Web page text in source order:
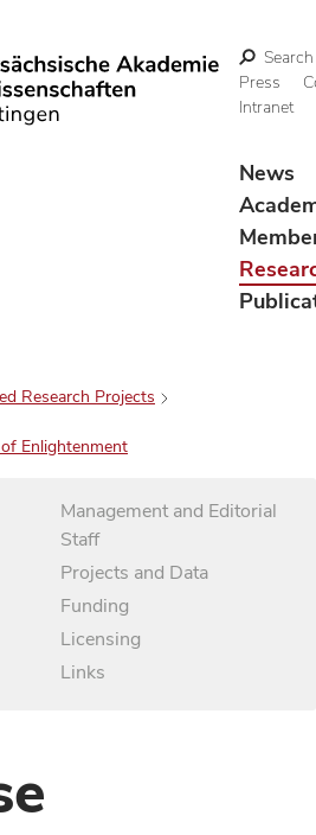
Search
Press
Intranet
News
Research Projects
Enlightenment
Management and Editorial
Staff
Projects and Data
Funding
Licensing
Links